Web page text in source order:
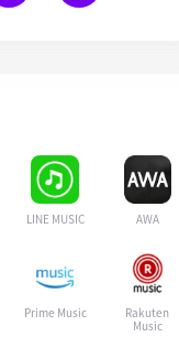
LINE MUSIC AWA
Prime Music
Rakuten
Music